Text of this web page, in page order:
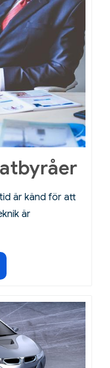
är känd för att
är